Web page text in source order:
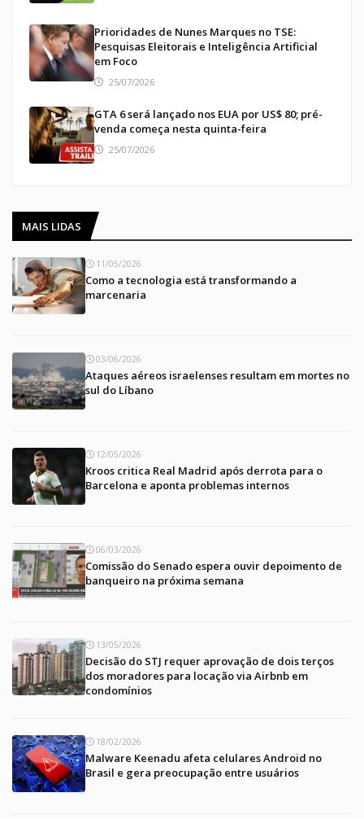
Prioridades de Nunes Marques no TSE:
Pesquisas Eleitorais e Inteligência Artificial
em Foco
25/07/2026
GTA 6 será lançado nos EUA por US$ 80; pré-
venda começa nesta quinta-feira
25/07/2026
MAIS LIDAS
11/05/2026
Como a tecnologia está transformando a
marcenaria
03/06/2026
Ataques aéreos israelenses resultam em mortes no
sul do Líbano
12/05/2026
Kroos critica Real Madrid após derrota para o
Barcelona e aponta problemas internos
06/03/2026
Comissão do Senado espera ouvir depoimento de
banqueiro na próxima semana
13/05/2026
Decisão do STJ requer aprovação de dois terços
dos moradores para locação via Airbnb em
condomínios
18/02/2026
Malware Keenadu afeta celulares Android no
Brasil e gera preocupação entre usuários